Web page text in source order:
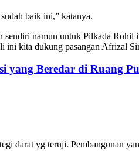
baik ini,” katanya.
sendiri namun untuk Pilkada
ini kita dukung pasangan Afrizal
yang Beredar di Ruang
darat yg teruji. Pembangunan